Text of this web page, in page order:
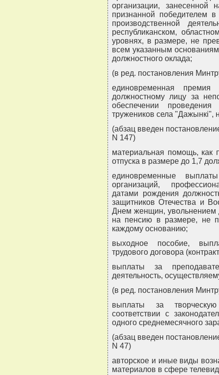
организации, занесенной
признанной победителем
производственной
республиканском,
уровнях, в размере, не
всем указанным
должностного оклада;
(в ред. постановления
единовременная премия
должностному лицу за
обеспечении проведения
тружеников села "Дажынкi",
(абзац введен
N 147)
материальная помощь, как
отпуска в размере до 1,7
единовременные
организаций,
датами рождения
защитников Отечества и
Днем женщин, увольнением
на пенсию в размере, не
каждому основанию;
выходное пособие,
трудового договора
выплаты за
деятельность,
(в ред. постановления
выплаты за
соответствии с
одного среднемесячного
(абзац введен
N 47)
авторское и иные виды
материалов в сфере